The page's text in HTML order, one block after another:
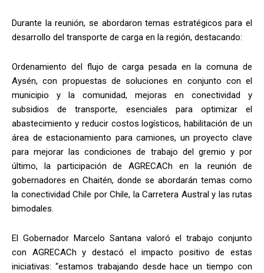
Durante la reunión, se abordaron temas estratégicos para el
desarrollo del transporte de carga en la región, destacando:
Ordenamiento del flujo de carga pesada en la comuna de
Aysén, con propuestas de soluciones en conjunto con el
municipio y la comunidad, mejoras en conectividad y
subsidios de transporte, esenciales para optimizar el
abastecimiento y reducir costos logísticos, habilitación de un
área de estacionamiento para camiones, un proyecto clave
para mejorar las condiciones de trabajo del gremio y por
último, la participación de AGRECACh en la reunión de
gobernadores en Chaitén, donde se abordarán temas como
la conectividad Chile por Chile, la Carretera Austral y las rutas
bimodales.
El Gobernador Marcelo Santana valoró el trabajo conjunto
con AGRECACh y destacó el impacto positivo de estas
iniciativas: “estamos trabajando desde hace un tiempo con